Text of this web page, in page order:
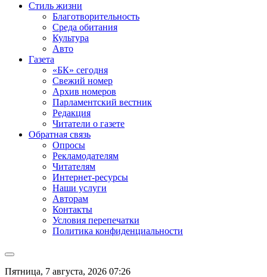
Стиль жизни
Благотворительность
Среда обитания
Культура
Авто
Газета
«БК» сегодня
Свежий номер
Архив номеров
Парламентский вестник
Редакция
Читатели о газете
Обратная связь
Опросы
Рекламодателям
Читателям
Интернет-ресурсы
Наши услуги
Авторам
Контакты
Условия перепечатки
Политика конфиденциальности
Пятница, 7 августа, 2026 07:26